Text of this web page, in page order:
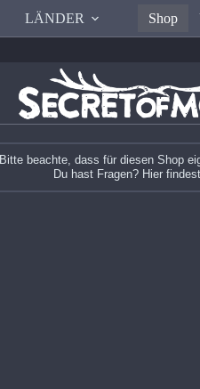
LÄNDER Shop
Bitte beachte, dass für diesen Shop
Du hast Fragen? Hier